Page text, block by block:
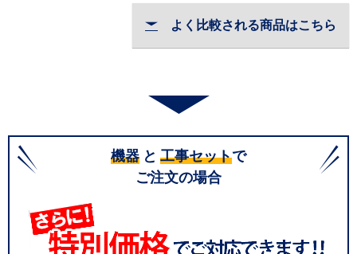
よく比較される商品はこちら
機器 と 工事セットで
ご注文の場合